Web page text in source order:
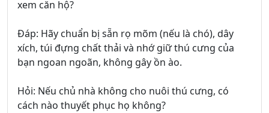
xem căn hộ?
Đáp: Hãy chuẩn bị sẵn rọ mõm (nếu là chó), dây
xích, túi đựng chất thải và nhớ giữ thú cưng của
bạn ngoan ngoãn, không gây ồn ào.
Hỏi: Nếu chủ nhà không cho nuôi thú cưng, có
cách nào thuyết phục họ không?